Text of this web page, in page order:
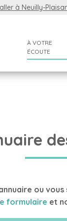
à Neuilly-
À VOTRE
ÉCOUTE
ou
formulaire et